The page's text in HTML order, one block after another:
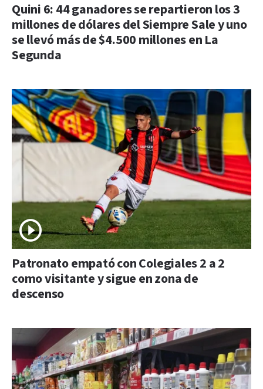
Quini 6: 44 ganadores se repartieron los 3
millones de dólares del Siempre Sale y uno
se llevó más de $4.500 millones en La
Segunda
Patronato empató con Colegiales 2 a 2
como visitante y sigue en zona de
descenso